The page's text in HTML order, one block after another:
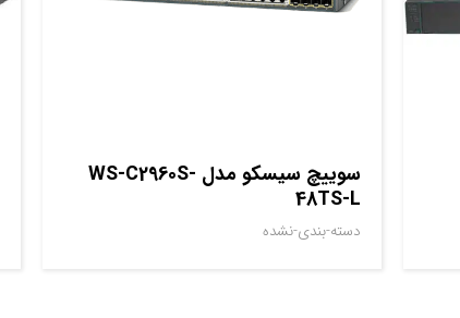
سوييچ سيسکو مدل WS-C2960S-
48TS-L
دسته-بندی-نشده